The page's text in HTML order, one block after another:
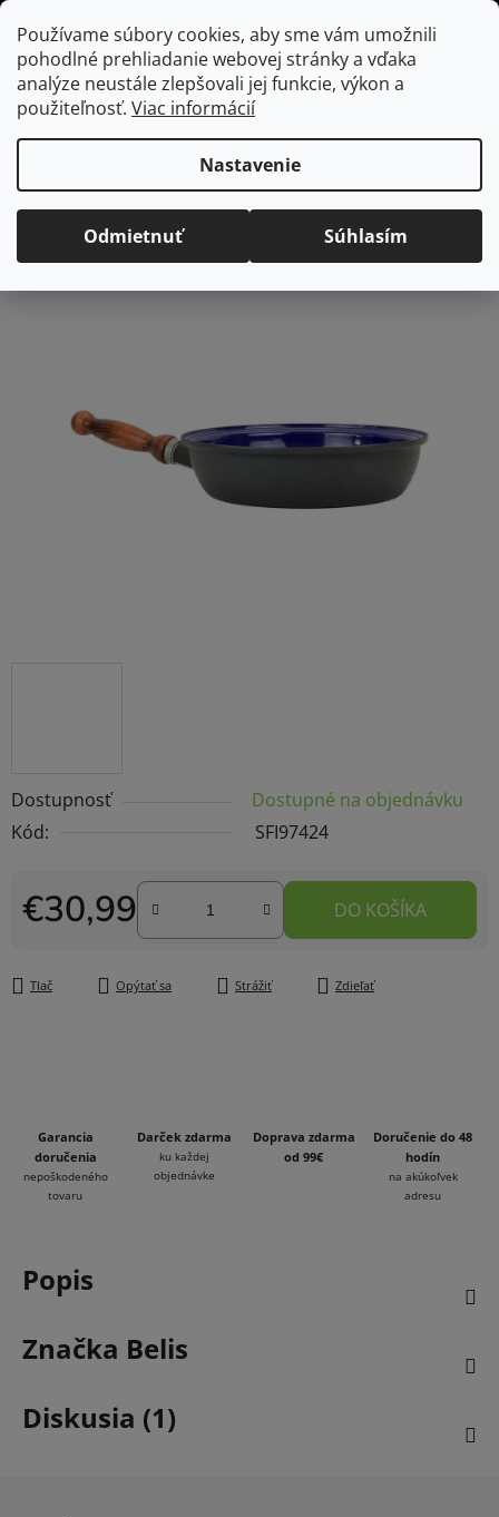
Používame súbory cookies, aby sme vám umožnili
pohodlné prehliadanie webovej stránky a vďaka
analýze neustále zlepšovali jej funkcie, výkon a
použiteľnosť. Viac informácií
Nastavenie
Odmietnuť Súhlasím
Prejsť
na
obsah
Hľadať
Domov
/ Kuchyňa
Smaltovaná panvica 24 cm s odnímateľnou
rúčkou
Dostupnosť
Dostupné na objednávku
Kód:
SFI97424
€30,99
Jednotková cena:
DO KOŠÍKA
Tlač Opýtať sa Strážiť Zdieľať
Smaltovaná panvica 24 cm
s odnímateľnou rúčkou
Priemerné
hodnotenie
hviezdičiek.
Neohodnotené
Podrobnosti hodnotenia
Garancia
doručenia
nepoškodeného
tovaru
Darček zdarma
ku každej
objednávke
Doprava zdarma
od 99€
Doručenie do 48
hodín
na akúkoľvek
adresu
Popis
Značka Belis
Diskusia (1)